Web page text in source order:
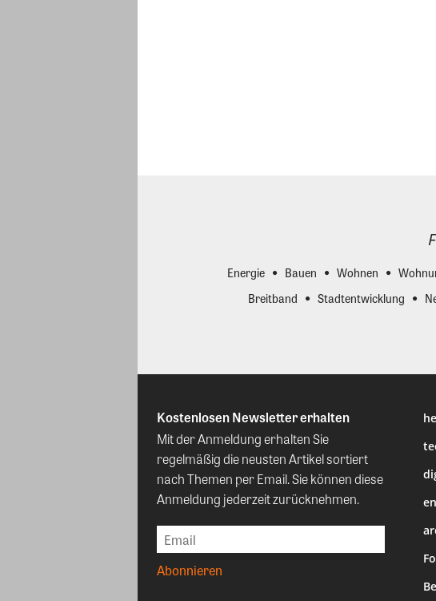
Energie Bauen Wohnen
Breitband
Stadtentwicklung
Kostenlosen Newsletter erhalten
Mit der Anmeldung erhalten Sie
regelmäßig die neusten Artikel sortiert
nach Themen per Email. Sie können diese
Anmeldung jederzeit zurücknehmen.